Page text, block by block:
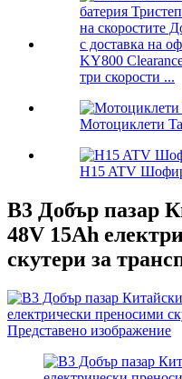
KY800
три скорости ...
Мотоциклети
H15 ATV
B3 Добър пазар
48V 15Ah
скутери за